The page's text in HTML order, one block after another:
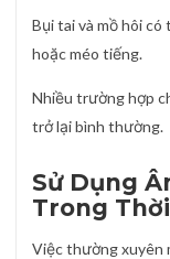
Bụi tai và mồ hôi có
hoặc méo tiếng.
Nhiều trường hợp
trở lại bình thường.
Sử Dụng
Trong
Việc thường xuyên